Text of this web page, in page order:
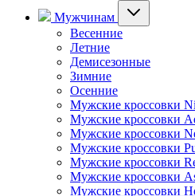
Мужчинам
Весенние
Летние
Демисезонные
Зимние
Осенние
Мужские кроссовки
Мужские кроссовки
Мужские кроссовки
Мужские кроссовки
Мужские кроссовки
Мужские кроссовки
Мужские кроссовки